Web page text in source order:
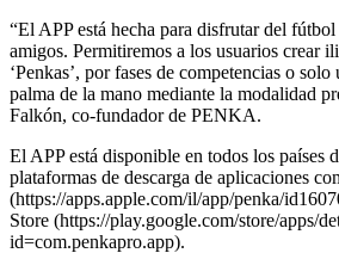
“El APP está hecha para disfrutar del
amigos. Permitiremos a los usuarios crear
‘Penkas’, por fases de competencias o
palma de la mano mediante la modalidad
Falkón, co-fundador de PENKA.
El APP está disponible en todos los países
plataformas de descarga de aplicaciones
(https://apps.apple.com/il/app/penka/
Store (https://play.google.com/store/apps/
id=com.penkapro.app).